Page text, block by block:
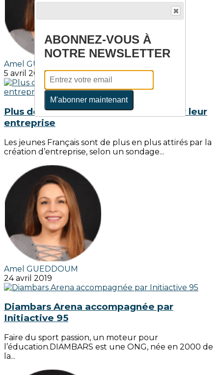
Amel GUEDDOUM
5 avril 2019
Plus de 40% des jeunes veulent créer leur
entreprise
Les jeunes Français sont de plus en plus attirés par la
création d’entreprise, selon un sondage...
Amel GUEDDOUM
24 avril 2019
Diambars Arena accompagnée par
Initiactive 95
Faire du sport passion, un moteur pour
l’éducation.DIAMBARS est une ONG, née en 2000 de
la...
ABONNEZ-VOUS À
NOTRE NEWSLETTER
M'abonner maintenant